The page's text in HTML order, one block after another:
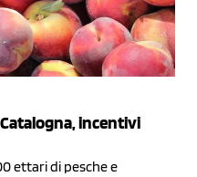
incentivi
ettari di pesche e